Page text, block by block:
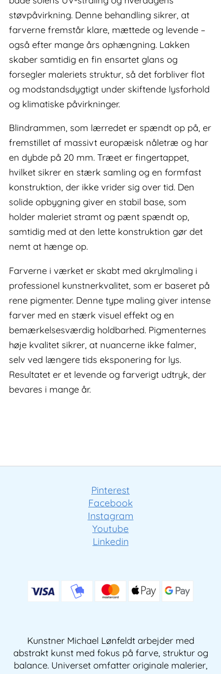
støvpåvirkning. Denne behandling sikrer, at
farverne fremstår klare, mættede og levende –
også efter mange års ophængning. Lakken
skaber samtidig en fin ensartet glans og
forsegler maleriets struktur, så det forbliver flot
og modstandsdygtigt under skiftende lysforhold
og klimatiske påvirkninger.
Blindrammen, som lærredet er spændt op på, er
fremstillet af massivt europæisk nåletræ og har
en dybde på 20 mm. Træet er fingertappet,
hvilket sikrer en stærk samling og en formfast
konstruktion, der ikke vrider sig over tid. Den
solide opbygning giver en stabil base, som
holder maleriet stramt og pænt spændt op,
samtidig med at den lette konstruktion gør det
nemt at hænge op.
Farverne i værket er skabt med akrylmaling i
professionel kunstnerkvalitet, som er baseret på
rene pigmenter. Denne type maling giver intense
farver med en stærk visuel effekt og en
bemærkelsesværdig holdbarhed. Pigmenternes
høje kvalitet sikrer, at nuancerne ikke falmer,
selv ved længere tids eksponering for lys.
Resultatet er et levende og farverigt udtryk, der
bevares i mange år.
Pinterest
Facebook
Instagram
Youtube
Linkedin
Kunstner Michael Lønfeldt arbejder med
abstrakt kunst med fokus på farve, struktur og
balance. Universet omfatter originale malerier,